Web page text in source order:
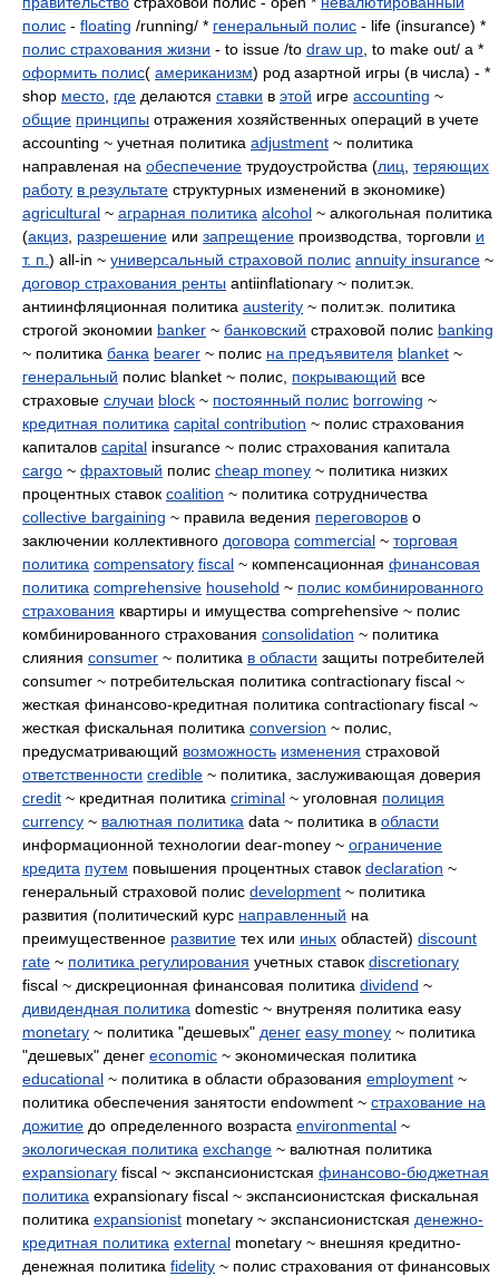
полис - floating /running/ * генеральный полис - life (insurance) *
полис страхования жизни - to issue /to draw up , to make out/ a *
оформить полис( американизм) род азартной игры (в числа) - *
shop место где делаются ставки в этой игре accounting ~
общие принципы отражения хозяйственных операций в учете
accounting ~ учетная политика adjustment ~ политика
направленая на обеспечение трудоустройства (лиц теряющих
работу в результате структурных изменений в экономике)
agricultural ~ аграрная политика alcohol ~ алкогольная политика
(акциз разрешение или запрещение производства, торговли и
т. п. ) all-in ~ универсальный страховой полис annuity insurance ~
договор страхования ренты antiinflationary ~ полит.эк.
антиинфляционная политика austerity ~ полит.эк. политика
строгой экономии banker ~ банковский страховой полис banking
~ политика банка bearer ~ полис на предъявителя blanket ~
генеральный полис blanket ~ полис, покрывающий все
страховые случаи block ~ постоянный полис borrowing ~
кредитная политика capital contribution ~ полис страхования
капиталов capital insurance ~ полис страхования капитала
cargo ~ фрахтовый полис cheap money ~ политика низких
процентных ставок coalition ~ политика сотрудничества
collective bargaining ~ правила ведения переговоров о
заключении коллективного договора commercial ~ торговая
политика compensatory fiscal ~ компенсационная финансовая
политика comprehensive household ~ полис комбинированного
страхования квартиры и имущества comprehensive ~ полис
комбинированного страхования consolidation ~ политика
слияния consumer ~ политика в области защиты потребителей
consumer ~ потребительская политика contractionary fiscal ~
жесткая финансово-кредитная политика contractionary fiscal ~
жесткая фискальная политика conversion ~ полис,
предусматривающий возможность изменения страховой
ответственности credible ~ политика, заслуживающая доверия
credit ~ кредитная политика criminal ~ уголовная полиция
currency ~ валютная политика data ~ политика в области
информационной технологии dear-money ~ ограничение
кредита путем повышения процентных ставок declaration ~
генеральный страховой полис development ~ политика
развития (политический курс направленный на
преимущественное развитие тех или иных областей) discount
rate ~ политика регулирования учетных ставок discretionary
fiscal ~ дискреционная финансовая политика dividend ~
дивидендная политика domestic ~ внутреняя политика easy
monetary ~ политика "дешевых" денег easy money ~ политика
"дешевых" денег economic ~ экономическая политика
educational ~ политика в области образования employment ~
политика обеспечения занятости endowment ~ страхование на
дожитие до определенного возраста environmental ~
экологическая политика exchange ~ валютная политика
expansionary fiscal ~ экспансионистская финансово-бюджетная
политика expansionary fiscal ~ экспансионистская фискальная
политика expansionist monetary ~ экспансионистская денежно-
кредитная политика external monetary ~ внешняя кредитно-
денежная политика fidelity ~ полис страхования от финансовых